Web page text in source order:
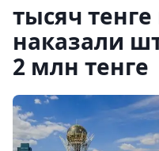
тысяч
наказали
2 млн тенге